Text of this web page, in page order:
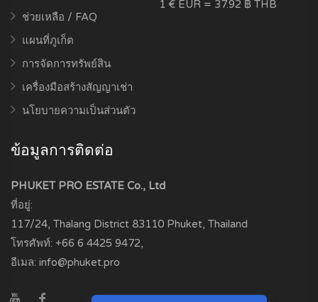
ช่วยเหลือ / FAQ
แผนที่ภูเก็ต
การจัดการทรัพย์สิน
เครื่องมือสร้างสัญญาเช่า
นโยบายความเป็นส่วนตัว
1 € EUR = 37.92 ฿ THB
ข้อมูลการติดต่อ
PHUKET PRO ESTATE Co., Ltd
ที่อยู่:
117/24, Thalang District 83110 Phuket, Thailand
โทรศัพท์: +66 6 4425 9472,
อีเมล: info@phuket.pro